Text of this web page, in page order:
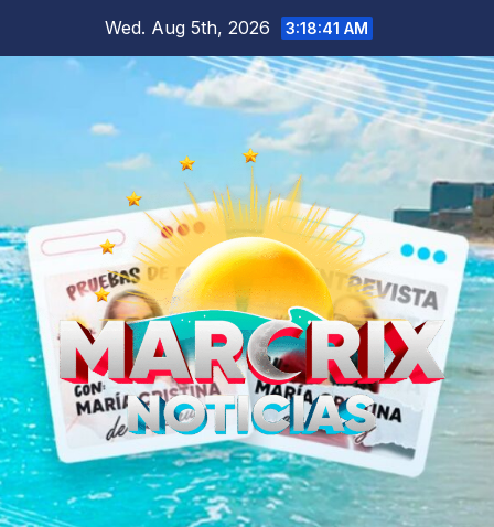
Wed. Aug 5th, 2026 3:18:42 AM